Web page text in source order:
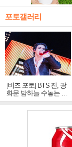
포토갤러리
[비즈 포토] BTS 진, 광
화문 밤하늘 수놓는 '비
주얼 킹'의 열창